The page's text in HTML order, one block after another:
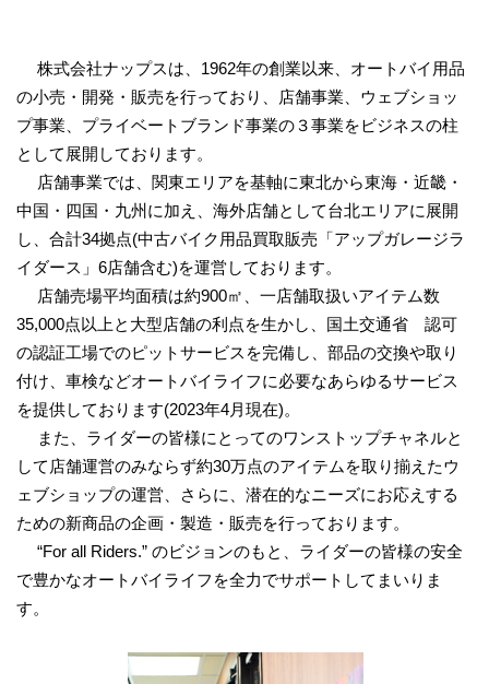
株式会社ナップスは、1962年の創業以来、オートバイ用品
の小売・開発・販売を行っており、店舗事業、ウェブショッ
プ事業、プライベートブランド事業の３事業をビジネスの柱
として展開しております。
店舗事業では、関東エリアを基軸に東北から東海・近畿・
中国・四国・九州に加え、海外店舗として台北エリアに展開
し、合計34拠点(中古バイク⽤品買取販売「アップガレージラ
イダース」6店舗含む)を運営しております。
店舗売場平均面積は約900㎡、⼀店舗取扱いアイテム数
35,000点以上と⼤型店舗の利点を⽣かし、国⼟交通省 認可
の認証⼯場でのピットサービスを完備し、部品の交換や取り
付け、⾞検などオートバイライフに必要なあらゆるサービス
を提供しております(2023年4⽉現在)。
また、ライダーの皆様にとってのワンストップチャネルと
して店舗運営のみならず約30万点のアイテムを取り揃えたウ
ェブショップの運営、さらに、潜在的なニーズにお応えする
ための新商品の企画・製造・販売を行っております。
“For all Riders.” のビジョンのもと、ライダーの皆様の安全
で豊かなオートバイライフを全力でサポートしてまいりま
す。